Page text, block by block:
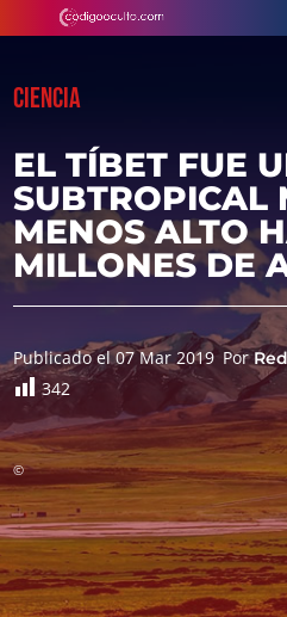
CIENCIA
EL TÍBET FUE
SUBTROPICAL
MENOS ALTO
MILLONES DE
Publicado el 07 Mar 2019 Por
342
©